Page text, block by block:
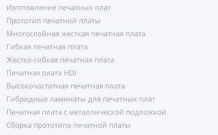
Изготовление печатных плат
Прототип печатной платы
Многослойная жесткая печатная плата
Гибкая печатная плата
Жестко-гибкая печатная плата
Печатная плата HDI
Высокочастотная печатная плата
Гибридные ламинаты для печатных плат
Печатная плата с металлической подложкой
Сборка прототипа печатной платы